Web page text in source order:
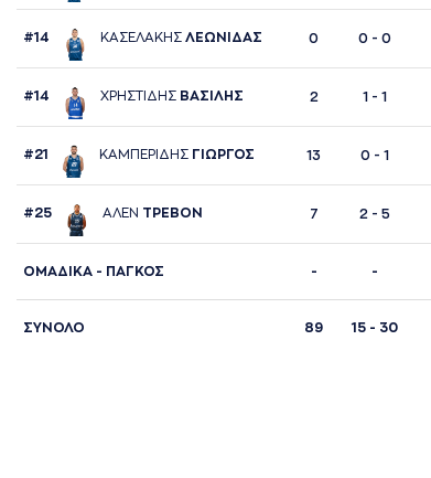
#14 ΚAΣΕΛAΚΗΣ ΛΕΩΝΙΔAΣ 0 0 - 0
#14 ΧΡΗΣΤΙΔΗΣ ΒAΣΙΛΗΣ 2 1 - 1
#21 ΚAΜΠΕΡΙΔΗΣ ΓΙΩΡΓΟΣ 13 0 - 1
#25 AΛΕΝ ΤΡΕΒΟΝ 7 2 - 5
ΟΜΑΔΙΚΑ - ΠΑΓΚΟΣ - -
ΣΥΝΟΛΟ 89 15 - 30